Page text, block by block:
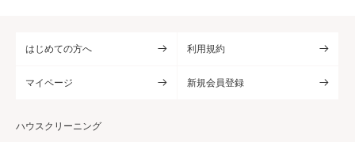
はじめての方へ 利用規約
マイページ 新規会員登録
ハウスクリーニング